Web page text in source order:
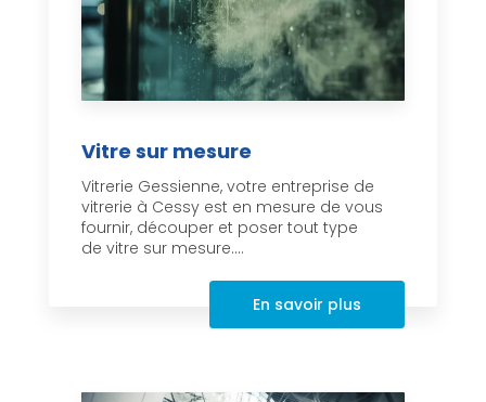
Vitre sur mesure
Vitrerie Gessienne, votre entreprise de
vitrerie à Cessy est en mesure de vous
fournir, découper et poser tout type
de vitre sur mesure....
En savoir plus